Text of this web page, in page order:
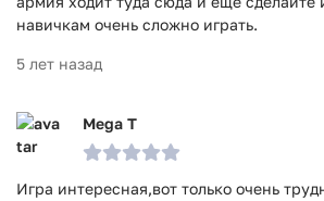
Игра European War 6: 1804 -Napoleon
антивирусом VirusTotal. В результате
навичкам очень сложно играть.
5 лет назад
Mega T
Игра интересная,вот только очень